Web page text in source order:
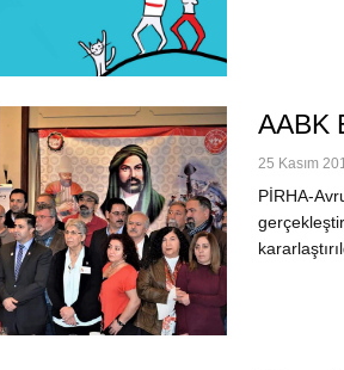
AABK
25 Kasım
PİRHA-